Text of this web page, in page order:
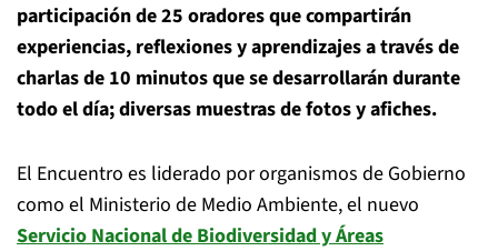
participación de 25 oradores que compartirán
experiencias, reflexiones y aprendizajes a través de
charlas de 10 minutos que se desarrollarán durante
todo el día; diversas muestras de fotos y afiches.
El Encuentro es liderado por organismos de Gobierno
como el Ministerio de Medio Ambiente, el nuevo
Servicio Nacional de Biodiversidad y Áreas